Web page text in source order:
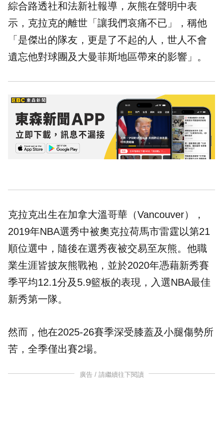
綜合路透社和法新社報導，灰熊在聲明中表
示，克拉克的離世「讓我們哀痛不已」，稱他
「是傑出的隊友，更是了不起的人，世人不會
遺忘他對球團及大曼菲斯地區帶來的影響」。
克拉克出生在加拿大溫哥華（Vancouver），
2019年NBA選秀中被奧克拉荷馬市雷霆以第21
順位選中，隨後在選秀夜被交易至灰熊。他職
業生涯皆披灰熊戰袍，並於2020年憑藉新秀賽
季平均12.1分及5.9籃板的表現，入選NBA最佳
新秀第一隊。
然而，他在2025-26賽季深受膝蓋及小腿傷勢所
苦，全季僅出賽2場。
廣告 / 請繼續往下閱讀